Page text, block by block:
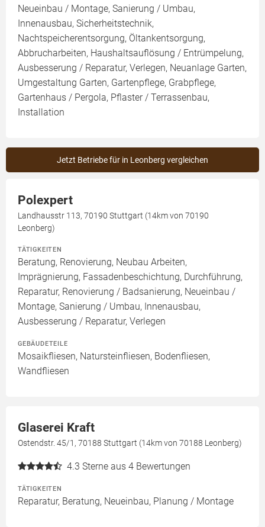
Neueinbau / Montage, Sanierung / Umbau,
Innenausbau, Sicherheitstechnik,
Nachtspeicherentsorgung, Öltankentsorgung,
Abbrucharbeiten, Haushaltsauflösung / Entrümpelung,
Ausbesserung / Reparatur, Verlegen, Neuanlage Garten,
Umgestaltung Garten, Gartenpflege, Grabpflege,
Gartenhaus / Pergola, Pflaster / Terrassenbau,
Installation
Jetzt Betriebe für in Leonberg vergleichen
Polexpert
Landhausstr 113, 70190 Stuttgart (14km von 70190
Leonberg)
TÄTIGKEITEN
Beratung, Renovierung, Neubau Arbeiten,
Imprägnierung, Fassadenbeschichtung, Durchführung,
Reparatur, Renovierung / Badsanierung, Neueinbau /
Montage, Sanierung / Umbau, Innenausbau,
Ausbesserung / Reparatur, Verlegen
GEBÄUDETEILE
Mosaikfliesen, Natursteinfliesen, Bodenfliesen,
Wandfliesen
Glaserei Kraft
Ostendstr. 45/1, 70188 Stuttgart (14km von 70188 Leonberg)
4.3 Sterne aus 4 Bewertungen
TÄTIGKEITEN
Reparatur, Beratung, Neueinbau, Planung / Montage